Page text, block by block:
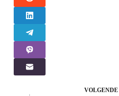
VOLGENDE